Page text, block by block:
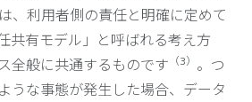
、利用者側の責任と明確に定めて
共有モデル」と呼ばれる考え方
全般に共通するものです （3） 。つ
うな事態が発生した場合、データ